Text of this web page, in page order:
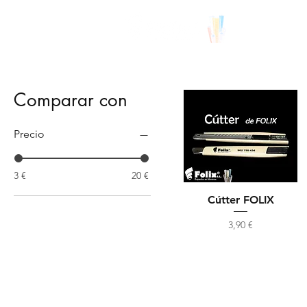
Comparar con
Precio
3 € 20 €
Cútter FOLIX
Precio
3,90 €